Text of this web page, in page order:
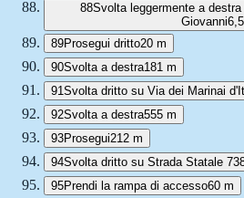
88Svolta leggermente a
Giovanni
89Prosegui dritto20 m
90Svolta a destra181 m
91Svolta dritto su Via dei Marinai
92Svolta a destra555 m
93Prosegui212 m
94Svolta dritto su Strada Statale
95Prendi la rampa di accesso60 m